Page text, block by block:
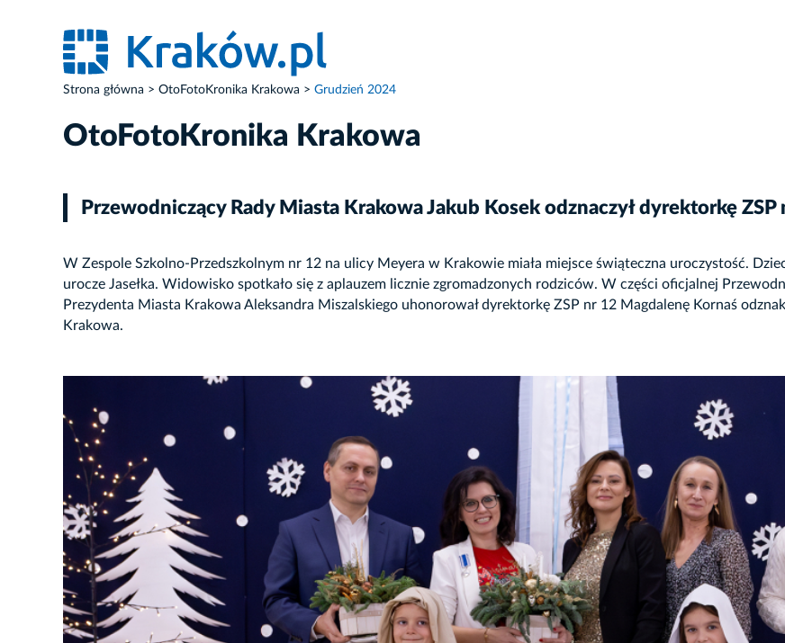
Strona główna OtoFotoKronika Krakowa Grudzień 2024
OtoFotoKronika Krakowa
Przewodniczący Rady Miasta Krakowa Jakub Kosek odznaczył dyrektorkę ZSP
W Zespole Szkolno-Przedszkolnym nr 12 na ulicy Meyera w Krakowie miała miejsce świąteczna uroczystość.
urocze Jasełka. Widowisko spotkało się z aplauzem licznie zgromadzonych rodziców. W części oficjalnej
Prezydenta Miasta Krakowa Aleksandra Miszalskiego uhonorował dyrektorkę ZSP nr 12 Magdalenę Kornaś
Krakowa.